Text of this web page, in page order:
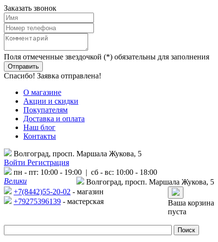
Заказать звонок
Поля отмеченные звездочкой (*) обязательны для заполнения
Спасибо! Заявка отправлена!
О магазине
Акции и скидки
Покупателям
Доставка и оплата
Наш блог
Контакты
Волгоград, просп. Маршала Жукова, 5
Войти Регистрация
пн - пт: 10:00 - 19:00 | сб - вс: 10:00 - 18:00
Велики
Волгоград, просп. Маршала Жукова, 5
+7(8442)55-20-02 - магазин
+79275396139 - мастерская
Ваша корзина
пуста